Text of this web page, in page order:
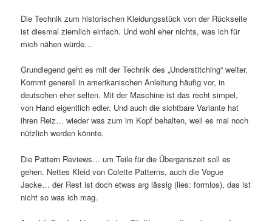
Die Technik zum historischen Kleidungsstück von der Rückseite
ist diesmal ziemlich einfach. Und wohl eher nichts, was ich für
mich nähen würde…
Grundlegend geht es mit der Technik des „Understitching“ weiter.
Kommt generell in amerikanischen Anleitung häufig vor, in
deutschen eher selten. Mit der Maschine ist das recht simpel,
von Hand eigentlich edler. Und auch die sichtbare Variante hat
ihren Reiz… wieder was zum im Kopf behalten, weil es mal noch
nützlich werden könnte.
Die Pattern Reviews… um Teile für die Überganszeit soll es
gehen. Nettes Kleid von Colette Patterns, auch die Vogue
Jacke… der Rest ist doch etwas arg lässig (lies: formlos), das ist
nicht so was ich mag.